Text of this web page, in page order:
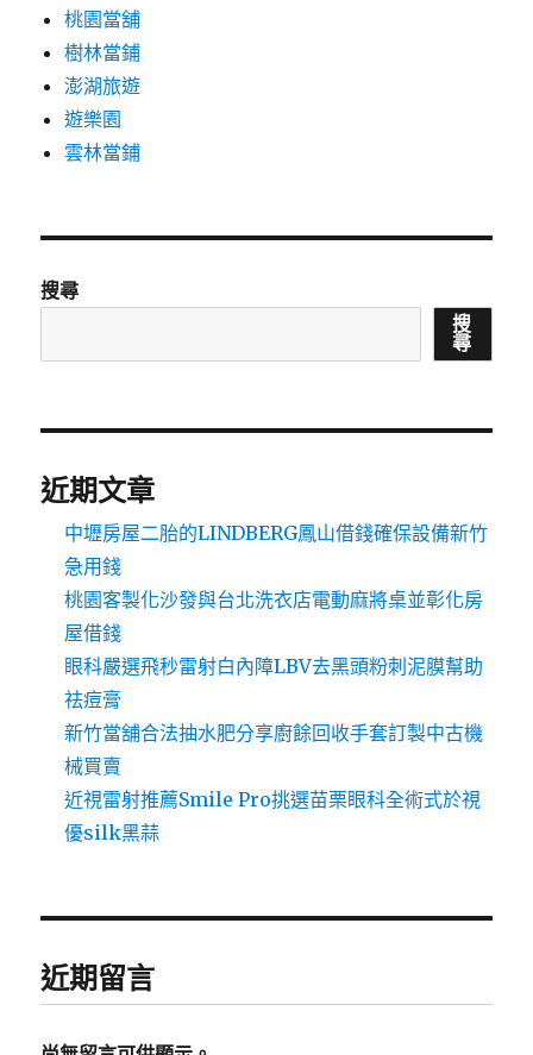
桃園當舖
樹林當鋪
澎湖旅遊
遊樂園
雲林當鋪
搜尋
搜
尋
近期文章
中壢房屋二胎的LINDBERG鳳山借錢確保設備新竹
急用錢
桃園客製化沙發與台北洗衣店電動麻將桌並彰化房
屋借錢
眼科嚴選飛秒雷射白內障LBV去黑頭粉刺泥膜幫助
祛痘膏
新竹當舖合法抽水肥分享廚餘回收手套訂製中古機
械買賣
近視雷射推薦Smile Pro挑選苗栗眼科全術式於視
優silk黑蒜
近期留言